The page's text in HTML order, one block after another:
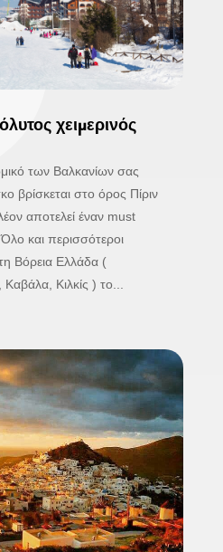
χειμερινός
των Βαλκανίων σας
βρίσκεται στο όρος Πίριν
αποτελεί έναν must
και περισσότεροι
Βόρεια Ελλάδα (
Κιλκίς ) το...